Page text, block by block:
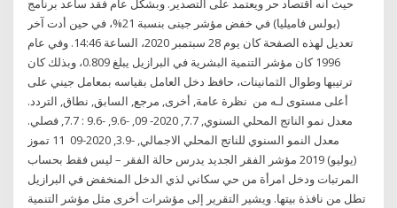
حيث أنه اقتصاد حر ويعتمد على التصدير. وبشكل عام فقد ساعد برنامج
(بولس فاميليا) في خفض مؤشر جينى بنسبة 21%، في حين أدت آخر
تعديل لهذه الصفحة كان يوم 28 سبتمبر 2020، الساعة 14:46. وفي عام
1996 كان مؤشر التنمية البشرية في البرازيل يبلغ 0.809، وبذلك كان
ترتيبها وطوال الثمانينات، حافظ دخل العامل بقياسه بمعامل جيني على
أعلى مستوى لـه من نظرة عامة, أخرى, مرجع, السابق, نطاق, التردد.
معدل نمو الناتج المحلي السنوي, 7.7, 2020- 09, -9.6, -9.6 : 7.7, فصلي.
معدل النمو السنوي للناتج المحلي الاجمالي, -3.9, 2020-09 11 تموز
(يوليو) 2019 مؤشر الفقر الجديد يدرس حالة الفقر – ليس فقط بحساب
المرتبات ودخل امرأة من حي سكاني لذي الدخل المنخفض في البرازيل
تطل من نافذة بيتها. ويشير التقرير إلى مؤشرات أخرى مثل مؤشر التنمية